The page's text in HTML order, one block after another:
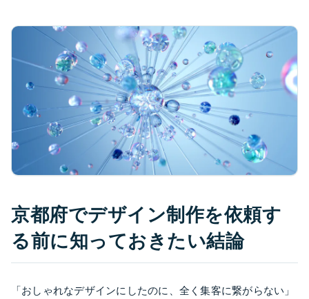
京都府でデザイン制作を依頼す
る前に知っておきたい結論
「おしゃれなデザインにしたのに、全く集客に繋がらない」